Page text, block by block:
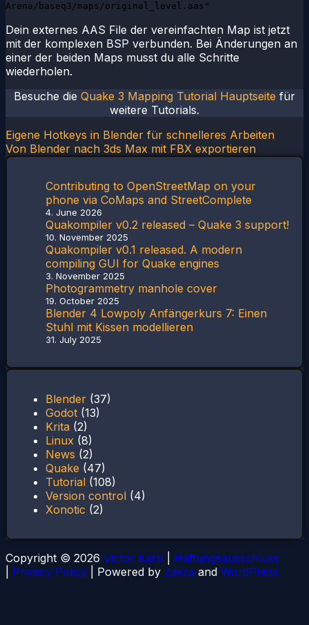
Arena/baseq3/maps/original_level.aas"
Dein externes AAS File der vereinfachten Map ist jetzt
mit der komplexen BSP verbunden. Bei Änderungen an
einer der beiden Maps musst du alle Schritte
wiederholen.
Besuche die Quake 3 Mapping Tutorial Hauptseite für
weitere Tutorials.
Post
navigation
Eigene Hotkeys in Blender für schnelleres Arbeiten
Von Blender nach 3ds Max mit FBX exportieren
Contributing to OpenStreetMap on your
phone via CoMaps and StreetComplete
4. June 2026
Quakompiler v0.2 released – Quake 3 support!
10. November 2025
Quakompiler v0.1 released. A modern
compiling GUI for Quake engines
3. November 2025
Photogrammetry manhole cover
19. October 2025
Blender 4 Lowpoly Anfängerkurs 7: Einen
Stuhl mit Kissen modellieren
31. July 2025
Blender (37)
Godot (13)
Krita (2)
Linux (8)
News (2)
Quake (47)
Tutorial (108)
Version control (4)
Xonotic (2)
Copyright © 2026 Victor Karp
Haftungsausschluss
Privacy Policy | Powered by Zakra and WordPress